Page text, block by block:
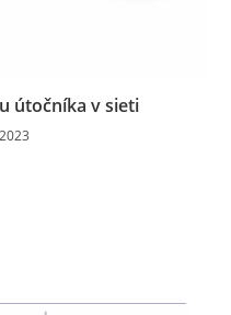
útočníka v sieti